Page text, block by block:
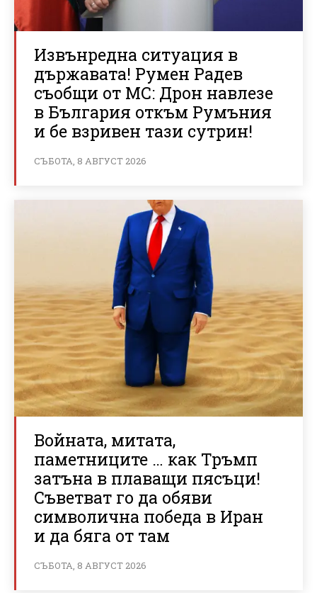
Извънредна ситуация в
държавата! Румен Радев
съобщи от МС: Дрон навлезе
в България откъм Румъния
и бе взривен тази сутрин!
СЪБОТА, 8 АВГУСТ 2026
Войната, митата,
паметниците … как Тръмп
затъна в плаващи пясъци!
Съветват го да обяви
символична победа в Иран
и да бяга от там
СЪБОТА, 8 АВГУСТ 2026